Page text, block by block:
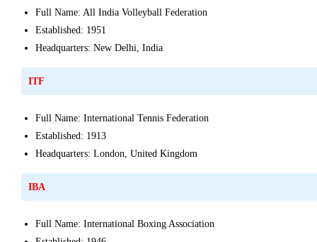
Full Name: All India Volleyball Federation
Established: 1951
Headquarters: New Delhi, India
ITF
Full Name: International Tennis Federation
Established: 1913
Headquarters: London, United Kingdom
IBA
Full Name: International Boxing Association